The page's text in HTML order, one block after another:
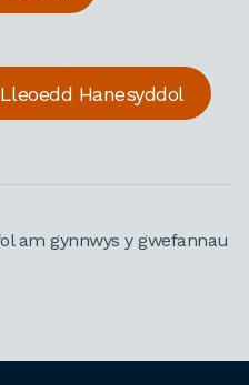
Hanesyddol
am gynnwys y gwefannau